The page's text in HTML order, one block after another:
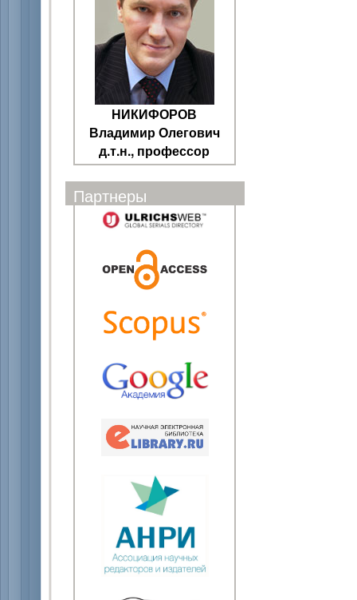
НИКИФОРОВ
Владимир Олегович
д.т.н., профессор
Партнеры